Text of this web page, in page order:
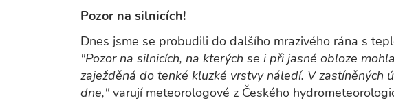
Pozor na silnicích!
Dnes jsme se probudili do dalšího mrazivého rána s
"Pozor na silnicích, na kterých se i při jasné obloze
zaježděná do tenké kluzké vrstvy náledí. V zastíněných
dne," varují meteorologové z Českého